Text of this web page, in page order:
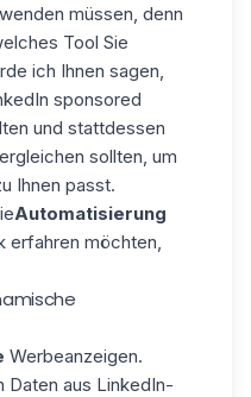
müssen, denn
Tool Sie
ich Ihnen sagen,
sponsored
und stattdessen
sollten, um
Ihnen passt.
Automatisierung
erfahren möchten,
Werbeanzeigen.
Daten aus LinkedIn-